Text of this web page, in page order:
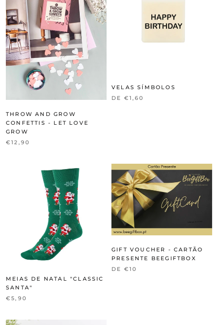
THROW AND GROW
CONFETTIS - LET LOVE
GROW
€12,90
VELAS SÍMBOLOS
DE €1,60
MEIAS DE NATAL "CLASSIC
SANTA"
€5,90
GIFT VOUCHER - CARTÃO
PRESENTE BEEGIFTBOX
DE €10